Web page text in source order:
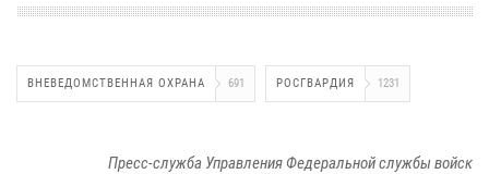
ВНЕВЕДОМСТВЕННАЯ ОХРАНА 691 РОСГВАРДИЯ 1231
Пресс-служба Управления Федеральной службы войск